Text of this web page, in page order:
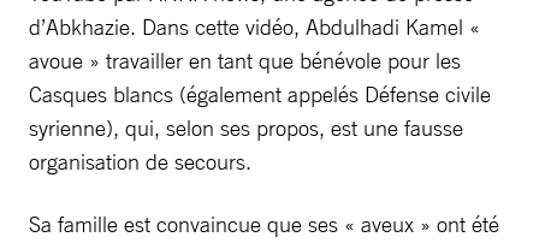
d’Abkhazie. Dans cette vidéo, Abdulhadi Kamel «
avoue » travailler en tant que bénévole pour les
Casques blancs (également appelés Défense civile
syrienne), qui, selon ses propos, est une fausse
organisation de secours.
Sa famille est convaincue que ses « aveux » ont été